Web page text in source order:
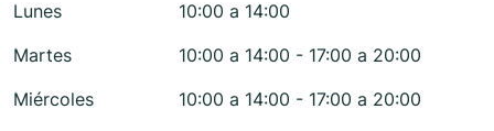
Lunes
10:00 a 14:00
Martes
10:00 a 14:00 - 17:00 a 20:00
Miércoles
10:00 a 14:00 - 17:00 a 20:00